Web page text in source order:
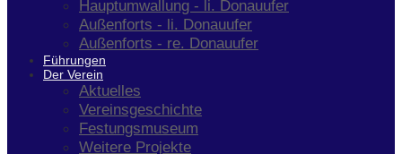
Hauptumwallung - li. Donauufer
Außenforts - li. Donauufer
Außenforts - re. Donauufer
Führungen
Der Verein
Aktuelles
Vereinsgeschichte
Festungsmuseum
Weitere Projekte